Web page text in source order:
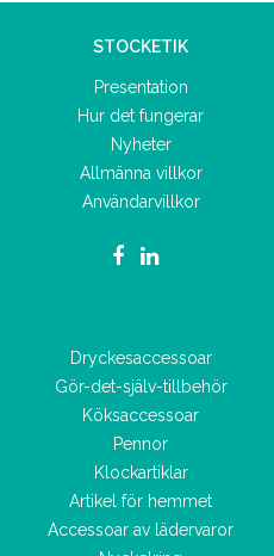
STOCKETIK
Presentation
Hur det fungerar
Nyheter
Allmänna villkor
Användarvillkor
Dryckesaccessoar
Gör-det-själv-tillbehör
Köksaccessoar
Pennor
Klockartiklar
Artikel för hemmet
Accessoar av lädervaror